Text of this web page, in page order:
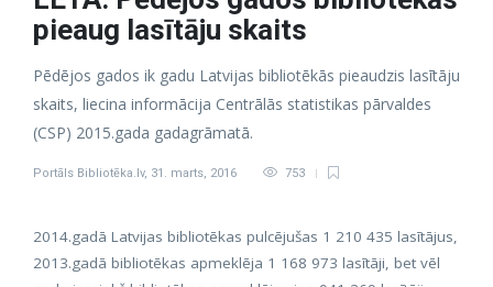
pieaug lasītāju skaits
Pēdējos gados ik gadu Latvijas bibliotēkās pieaudzis lasītāju
skaits, liecina informācija Centrālās statistikas pārvaldes
(CSP) 2015.gada gadagrāmatā.
Portāls Bibliotēka.lv, 31. marts, 2016 753
2014.gadā Latvijas bibliotēkas pulcējušas 1 210 435 lasītājus,
2013.gadā bibliotēkas apmeklēja 1 168 973 lasītāji, bet vēl